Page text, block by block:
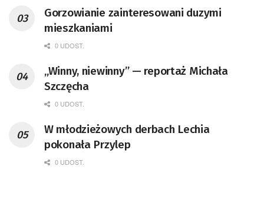
Gorzowianie zainteresowani duzymi
mieszkaniami
0 UDOST.
„Winny, niewinny” — reportaż Michała
Szczęcha
0 UDOST.
W młodzieżowych derbach Lechia
pokonała Przylep
0 UDOST.